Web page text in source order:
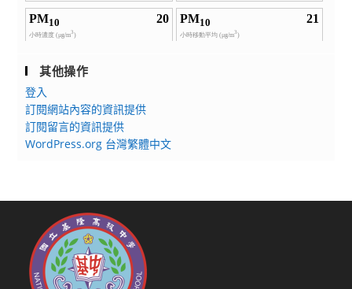
其他操作
登入
訂閱網站內容的資訊提供
訂閱留言的資訊提供
WordPress.org 台灣繁體中文